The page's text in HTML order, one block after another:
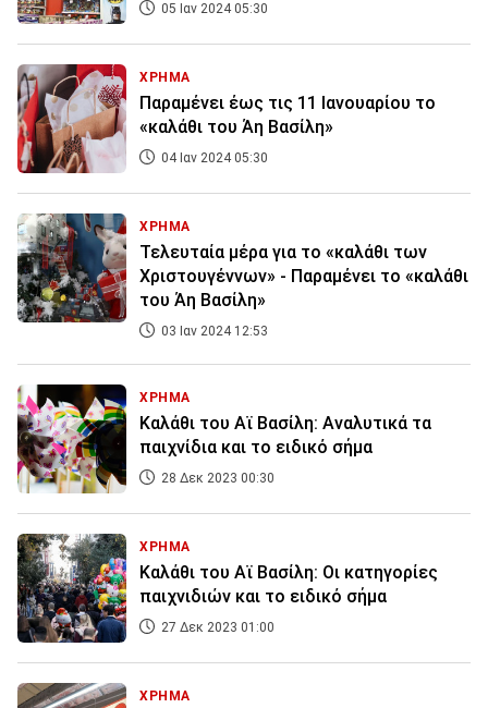
05 Ιαν 2024 05:30
ΧΡΗΜΑ
Παραμένει έως τις 11 Ιανουαρίου το
«καλάθι του Άη Βασίλη»
04 Ιαν 2024 05:30
ΧΡΗΜΑ
Τελευταία μέρα για το «καλάθι των
Χριστουγέννων» - Παραμένει το «καλάθι
του Άη Βασίλη»
03 Ιαν 2024 12:53
ΧΡΗΜΑ
Καλάθι του Αϊ Βασίλη: Αναλυτικά τα
παιχνίδια και το ειδικό σήμα
28 Δεκ 2023 00:30
ΧΡΗΜΑ
Καλάθι του Αϊ Βασίλη: Οι κατηγορίες
παιχνιδιών και το ειδικό σήμα
27 Δεκ 2023 01:00
ΧΡΗΜΑ